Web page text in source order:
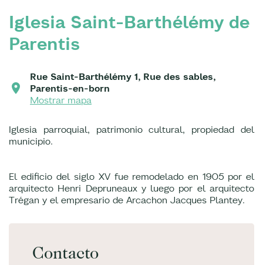
Iglesia Saint-Barthélémy de
Parentis
Rue Saint-Barthélémy 1, Rue des sables,
Parentis-en-born
Mostrar mapa
Iglesia parroquial, patrimonio cultural, propiedad del
municipio.
El edificio del siglo XV fue remodelado en 1905 por el
arquitecto Henri Depruneaux y luego por el arquitecto
Trégan y el empresario de Arcachon Jacques Plantey.
Contacto